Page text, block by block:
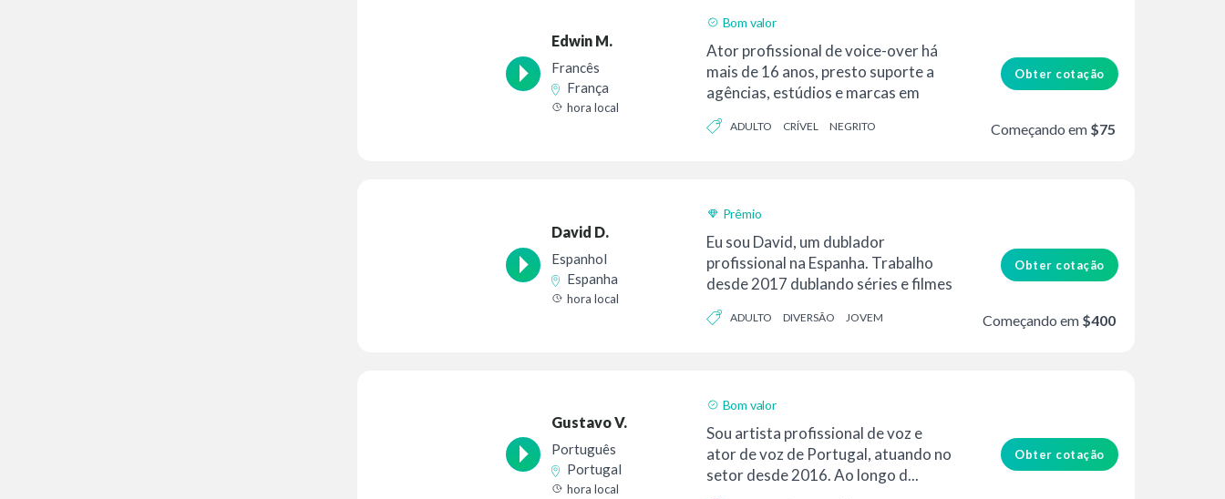
Edwin M.
Francês
França
hora local
Bom valor
Ator profissional de voice-over há
mais de 16 anos, presto suporte a
agências, estúdios e marcas em
ADULTO CRÍVEL NEGRITO
Obter cotação
Começando em $75
David D.
Espanhol
Espanha
hora local
Prêmio
Eu sou David, um dublador
profissional na Espanha. Trabalho
desde 2017 dublando séries e filmes
ADULTO DIVERSÃO JOVEM
Obter cotação
Começando em $400
Gustavo V.
Português
Portugal
hora local
Bom valor
Sou artista profissional de voz e
ator de voz de Portugal, atuando no
setor desde 2016. Ao longo d...
Obter cotação